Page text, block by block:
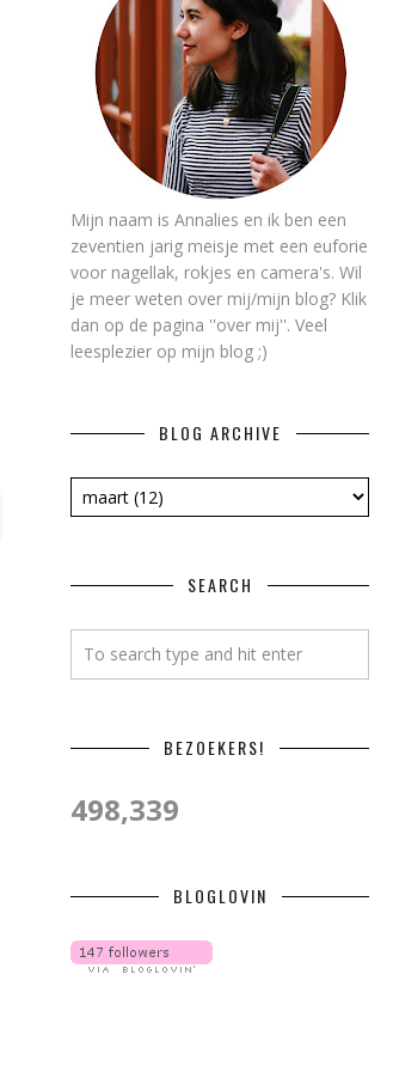
Mijn naam is Annalies en ik ben een
zeventien jarig meisje met een euforie
voor nagellak, rokjes en camera's. Wil
je meer weten over mij/mijn blog? Klik
dan op de pagina ''over mij''. Veel
leesplezier op mijn blog ;)
BLOG ARCHIVE
SEARCH
BEZOEKERS!
498,339
BLOGLOVIN